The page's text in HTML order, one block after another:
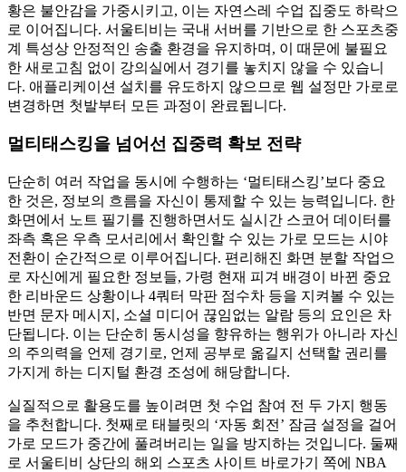
황은 불안감을 가중시키고, 이는 자연스레 수업 집중도 하락으
로 이어집니다. 서울티비는 국내 서버를 기반으로 한 스포츠중
계 특성상 안정적인 송출 환경을 유지하며, 이 때문에 불필요
한 새로고침 없이 강의실에서 경기를 놓치지 않을 수 있습니
다. 애플리케이션 설치를 유도하지 않으므로 웹 설정만 가로로
변경하면 첫발부터 모든 과정이 완료됩니다.
멀티태스킹을 넘어선 집중력 확보 전략
단순히 여러 작업을 동시에 수행하는 ‘멀티태스킹’보다 중요
한 것은, 정보의 흐름을 자신이 통제할 수 있는 능력입니다. 한
화면에서 노트 필기를 진행하면서도 실시간 스코어 데이터를
좌측 혹은 우측 모서리에서 확인할 수 있는 가로 모드는 시야
전환이 순간적으로 이루어집니다. 편리해진 화면 분할 작업으
로 자신에게 필요한 정보들, 가령 현재 피겨 배경이 바뀐 중요
한 리바운드 상황이나 4쿼터 막판 점수차 등을 지켜볼 수 있는
반면 문자 메시지, 소셜 미디어 끊임없는 알람 등의 요인은 차
단됩니다. 이는 단순히 동시성을 향유하는 행위가 아니라 자신
의 주의력을 언제 경기로, 언제 공부로 옮길지 선택할 권리를
가지게 하는 디지털 환경 조성에 해당합니다.
실질적으로 활용도를 높이려면 첫 수업 참여 전 두 가지 행동
을 추천합니다. 첫째로 태블릿의 ‘자동 회전’ 잠금 설정을 걸어
가로 모드가 중간에 풀려버리는 일을 방지하는 것입니다. 둘째
로 서울티비 상단의 해외 스포츠 사이트 바로가기 쪽에 NBA